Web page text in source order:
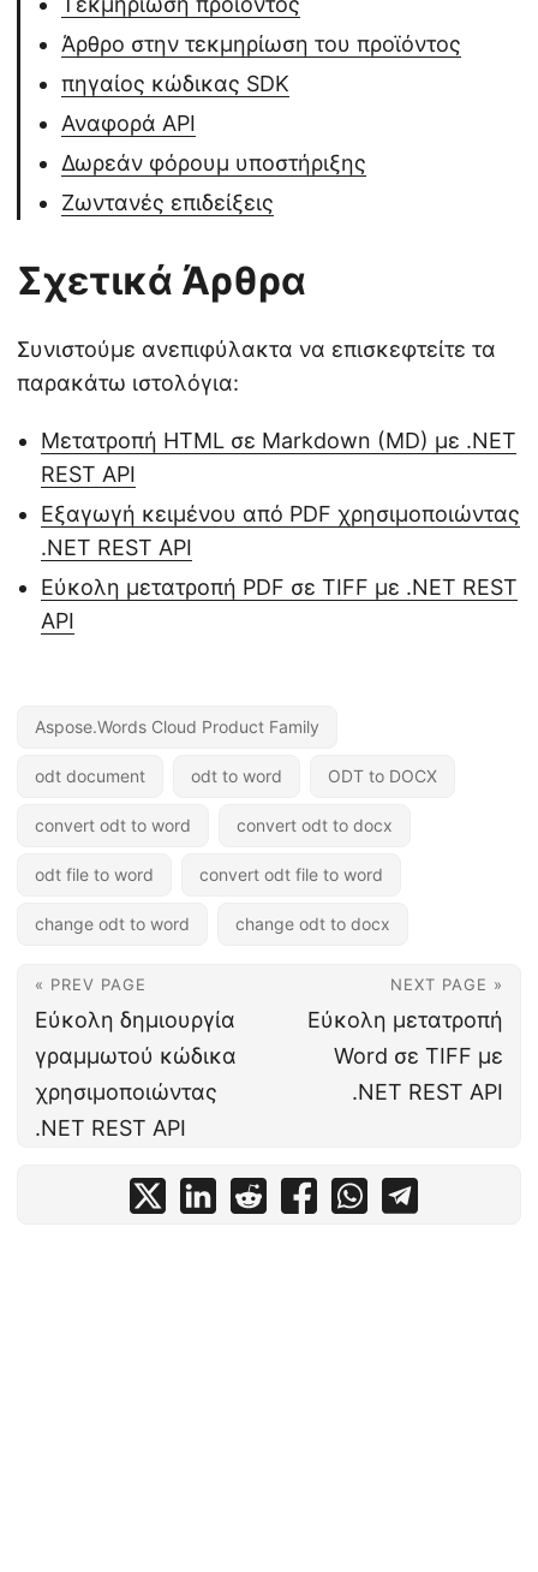
Άρθρο στην τεκμηρίωση του προϊόντος
πηγαίος κώδικας SDK
Αναφορά API
Δωρεάν φόρουμ υποστήριξης
Ζωντανές επιδείξεις
Σχετικά Άρθρα
Συνιστούμε ανεπιφύλακτα να επισκεφτείτε τα
παρακάτω ιστολόγια:
Μετατροπή HTML σε Markdown (MD) με .NET
REST API
Εξαγωγή κειμένου από PDF χρησιμοποιώντας
.NET REST API
Εύκολη μετατροπή PDF σε TIFF με .NET REST
API
Aspose.Words Cloud Product Family
odt document odt to word ODT to DOCX
convert odt to word convert odt to docx
odt file to word convert odt file to word
change odt to word change odt to docx
« PREV PAGE
Εύκολη δημιουργία
γραμμωτού κώδικα
χρησιμοποιώντας
.NET REST API
NEXT PAGE »
Εύκολη μετατροπή
Word σε TIFF με
.NET REST API